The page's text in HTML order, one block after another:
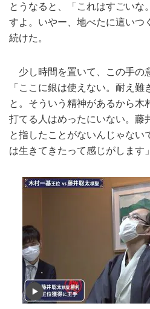
とうなると、「これはすごい
すよ。いやー、地べたに這いつ
続けた。
少し時間を置いて、この手の
「ここに銀は使えない。耐え
と。そういう精神があるから木
打てる人はめったにいない。藤
と指したことがないんじゃない
は生きてきたって感じがします